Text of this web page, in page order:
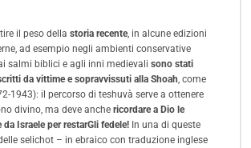
il peso della storia recente, in alcune edizioni
ad esempio negli ambienti conservative
salmi biblici e agli inni medievali sono stati
da vittime e sopravvissuti alla Shoah, come
1943): il percorso di teshuvà serve a ottenere
divino, ma deve anche ricordare a Dio le
Israele per restarGli fedele! In una di queste
selichot – in ebraico con traduzione inglese